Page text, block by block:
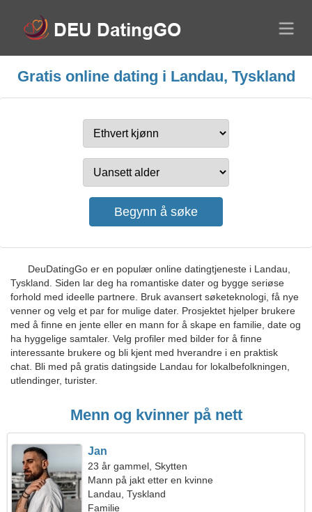
Gratis online dating i Landau, Tyskland
DeuDatingGo er en populær online datingtjeneste i Landau,
Tyskland. Siden lar deg ha romantiske dater og bygge seriøse
forhold med ideelle partnere. Bruk avansert søketeknologi, få nye
venner og velg et par for mulige dater. Prosjektet hjelper brukere
med å finne en jente eller en mann for å skape en familie, date og
ha hyggelige samtaler. Velg profiler med bilder for å finne
interessante brukere og bli kjent med hverandre i en praktisk
chat. Bli med på gratis datingside Landau for lokalbefolkningen,
utlendinger, turister.
Menn og kvinner på nett
Jan
23 år gammel, Skytten
Mann på jakt etter en kvinne
Landau, Tyskland
Familie